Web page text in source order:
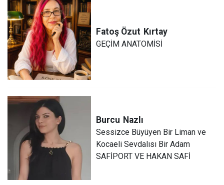
Fatoş Özut Kırtay
GEÇİM ANATOMİSİ
Burcu Nazlı
Sessizce Büyüyen Bir Liman ve
Kocaeli Sevdalısı Bir Adam
SAFİPORT VE HAKAN SAFİ